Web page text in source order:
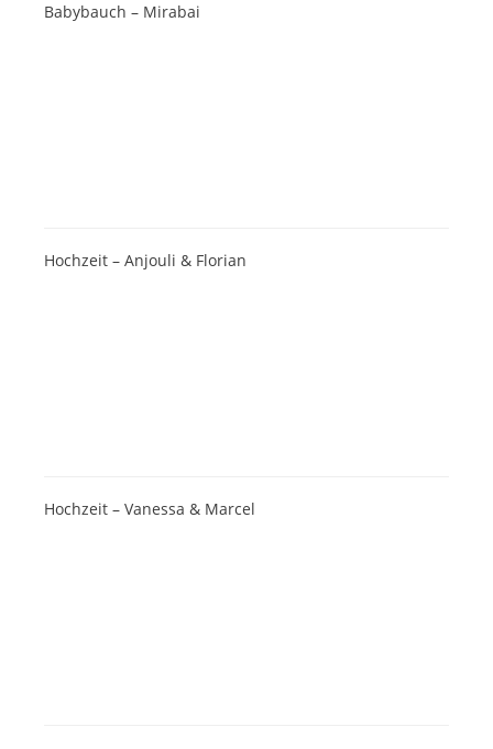
Babybauch – Mirabai
Hochzeit – Anjouli & Florian
Hochzeit – Vanessa & Marcel